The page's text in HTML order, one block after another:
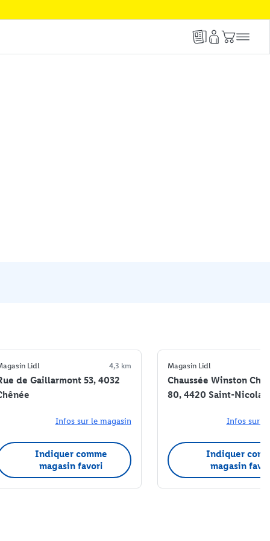
Lidl 4,3 km
de Gaillarmont 53, 4032
Infos sur le magasin
Indiquer comme
magasin favori
Magasin Lidl
Chaussée Winston
80, 4420 Saint-Nicolas
Infos sur
Indiquer
magasin